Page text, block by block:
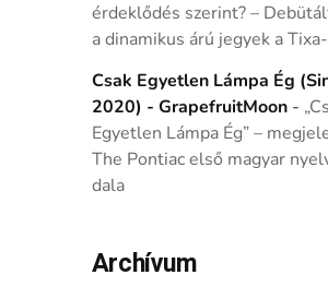
érdeklődés szerint? –
a dinamikus árú jegyek a
Csak Egyetlen Lámpa Ég
2020) - GrapefruitMoon-
Egyetlen Lámpa Ég” –
The Pontiac első magyar
dala
Archívum